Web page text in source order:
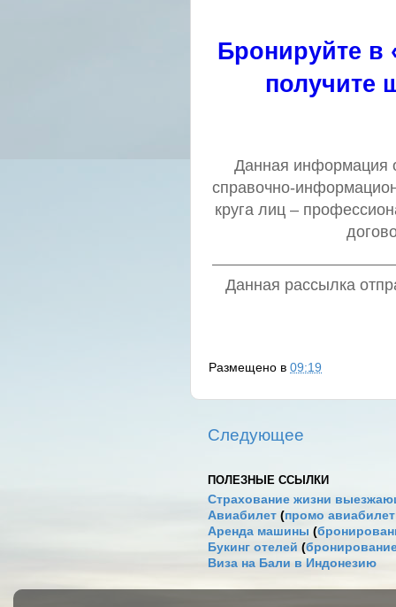
Бронируйте в
получите
Данная информация о
справочно-
круга лиц –
Данная рассылка
Размещено в 09:19
Следующее
ПОЛЕЗНЫЕ ССЫЛКИ
Страхование жизни
Авиабилет (промо
Аренда машины (
Букинг отелей (
Виза на Бали в Индонезию